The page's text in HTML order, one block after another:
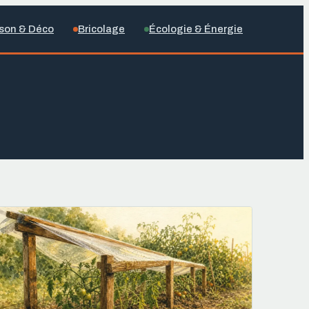
& Déco Bricolage Écologie & Énergie